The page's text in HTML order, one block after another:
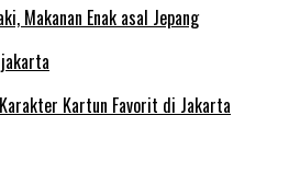
Makanan Enak asal Jepang
Kartun Favorit di Jakarta